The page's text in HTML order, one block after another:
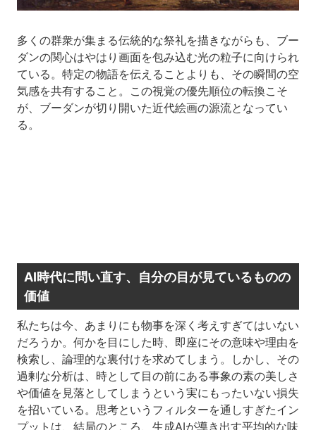
多くの群衆が集まる伝統的な祭礼を描きながらも、ブー
ダンの関心はやはり画面を包み込む光の粒子に向けられ
ている。特定の物語を伝えることよりも、その瞬間の空
気感を共有すること。この視覚の優先順位の転換こそ
が、ブーダンが切り開いた近代絵画の源流となってい
る。
AI時代に問い直す、自分の目が見ているものの
価値
私たちは今、あまりにも物事を深く考えすぎてはいない
だろうか。何かを目にした時、即座にその意味や理由を
検索し、論理的な裏付けを求めてしまう。しかし、その
過剰な分析は、時として目の前にある事象の素の美しさ
や価値を見落としてしまうという実にもったいない損失
を招いている。思考というフィルターを通しすぎたイン
プットは、結局のところ、生成AIが導き出す平均的な味